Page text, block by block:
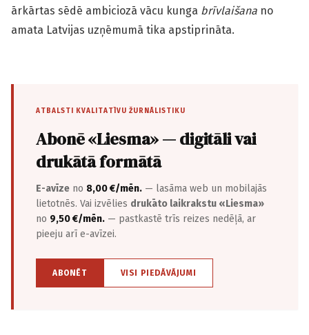
ārkārtas sēdē ambiciozā vācu kunga brīvlaišana no
amata Latvijas uzņēmumā tika apstiprināta.
ATBALSTI KVALITATĪVU ŽURNĀLISTIKU
Abonē «Liesma» — digitāli vai
drukātā formātā
E-avīze no 8,00 €/mēn. — lasāma web un mobilajās
lietotnēs. Vai izvēlies drukāto laikrakstu «Liesma»
no 9,50 €/mēn. — pastkastē trīs reizes nedēļā, ar
pieeju arī e-avīzei.
ABONĒT VISI PIEDĀVĀJUMI